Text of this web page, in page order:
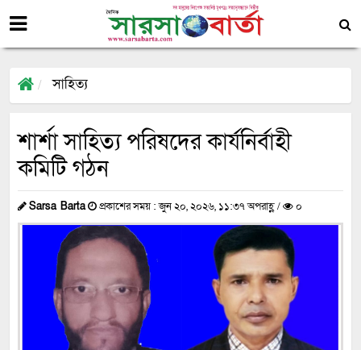
সাহিত্য
শার্শা সাহিত্য পরিষদের কার্যনির্বাহী
কমিটি গঠন
Sarsa Barta প্রকাশের সময় : জুন ২০, ২০২৬, ১১:৩৭ অপরাহ্ণ / ০